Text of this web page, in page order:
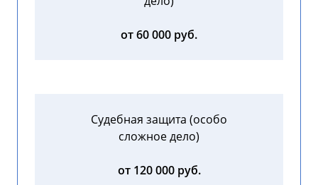
от 60 000 руб.
Судебная защита (особо
сложное дело)
от 120 000 руб.